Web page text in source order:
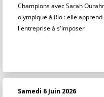
Champions avec Sarah
olympique à Rio : elle
l'entreprise à s'imposer
Samedi 6 Juin 2026